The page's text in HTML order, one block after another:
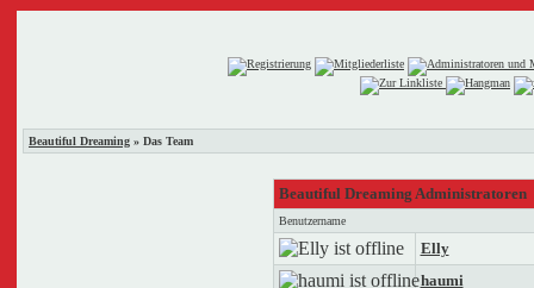
Beautiful Dreaming » Das Team
Beautiful Dreaming Administratoren
Benutzername
Elly
haumi